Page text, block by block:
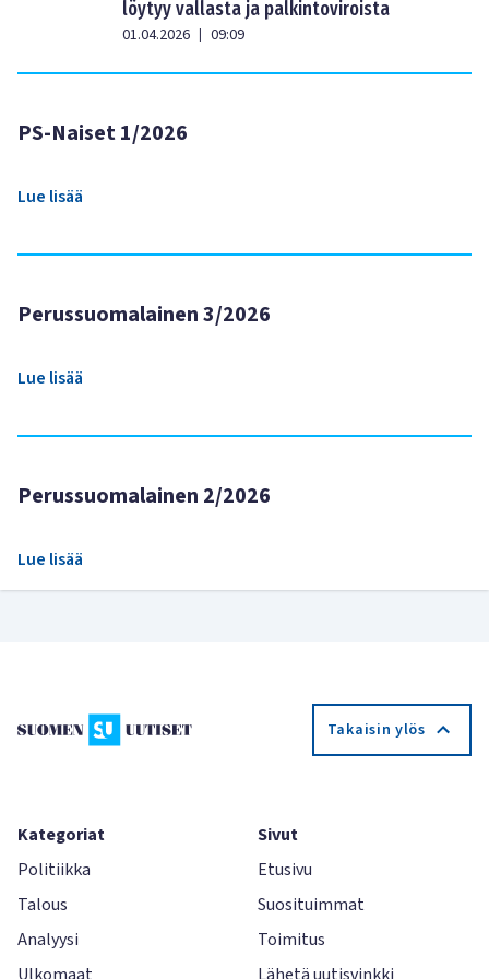
löytyy vallasta ja palkintoviroista
01.04.2026 | 09:09
PS-Naiset 1/2026
Lue lisää
Perussuomalainen 3/2026
Lue lisää
Perussuomalainen 2/2026
Lue lisää
Takaisin ylös
Kategoriat
Politiikka
Talous
Analyysi
Sivut
Etusivu
Suosituimmat
Toimitus